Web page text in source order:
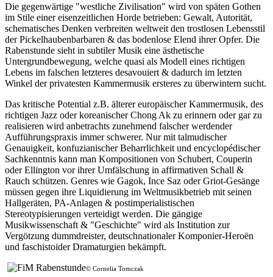
Die gegenwärtige "westliche Zivilisation" wird von späten Gothen
im Stile einer eisenzeitlichen Horde betrieben: Gewalt, Autorität,
schematisches Denken verbreiten weltweit den trostlosen Lebensstil
der Pickelhaubenbarbaren & das bodenlose Elend ihrer Opfer. Die
Rabenstunde sieht in subtiler Musik eine ästhetische
Untergrundbewegung, welche quasi als Modell eines richtigen
Lebens im falschen letzteres desavouiert & dadurch im letzten
Winkel der privatesten Kammermusik ersteres zu überwintern sucht.
Das kritische Potential z.B. älterer europäischer Kammermusik, des
richtigen Jazz oder koreanischer Chong Ak zu erinnern oder gar zu
realisieren wird anbetrachts zunehmend falscher werdender
Aufführungspraxis immer schwerer. Nur mit talmudischer
Genauigkeit, konfuzianischer Beharrlichkeit und encyclopédischer
Sachkenntnis kann man Kompositionen von Schubert, Couperin
oder Ellington vor ihrer Umfälschung in affirmativen Schall &
Rauch schützen. Genres wie Gagok, Ince Saz oder Griot-Gesänge
müssen gegen ihre Liquidierung im Weltmusikbetrieb mit seinen
Hallgeräten, PA-Anlagen & postimperialistischen
Stereotypisierungen verteidigt werden. Die gängige
Musikwissenschaft & "Geschichte" wird als Institution zur
Vergötzung dummdreister, deutschnationaler Komponier-Heroën
und faschistoider Dramaturgien bekämpft.
© Cornelia Tomczak